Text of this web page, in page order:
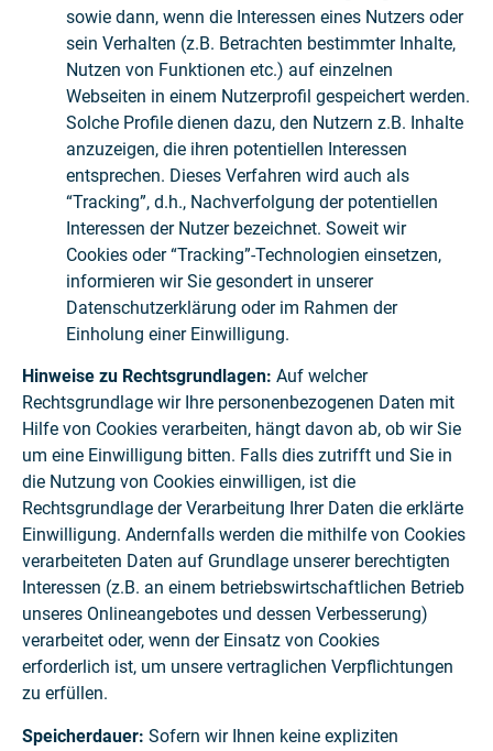
sowie dann, wenn die Interessen eines Nutzers oder
sein Verhalten (z.B. Betrachten bestimmter Inhalte,
Nutzen von Funktionen etc.) auf einzelnen
Webseiten in einem Nutzerprofil gespeichert werden.
Solche Profile dienen dazu, den Nutzern z.B. Inhalte
anzuzeigen, die ihren potentiellen Interessen
entsprechen. Dieses Verfahren wird auch als
“Tracking”, d.h., Nachverfolgung der potentiellen
Interessen der Nutzer bezeichnet. Soweit wir
Cookies oder “Tracking”-Technologien einsetzen,
informieren wir Sie gesondert in unserer
Datenschutzerklärung oder im Rahmen der
Einholung einer Einwilligung.
Hinweise zu Rechtsgrundlagen: Auf welcher
Rechtsgrundlage wir Ihre personenbezogenen Daten mit
Hilfe von Cookies verarbeiten, hängt davon ab, ob wir Sie
um eine Einwilligung bitten. Falls dies zutrifft und Sie in
die Nutzung von Cookies einwilligen, ist die
Rechtsgrundlage der Verarbeitung Ihrer Daten die erklärte
Einwilligung. Andernfalls werden die mithilfe von Cookies
verarbeiteten Daten auf Grundlage unserer berechtigten
Interessen (z.B. an einem betriebswirtschaftlichen Betrieb
unseres Onlineangebotes und dessen Verbesserung)
verarbeitet oder, wenn der Einsatz von Cookies
erforderlich ist, um unsere vertraglichen Verpflichtungen
zu erfüllen.
Speicherdauer: Sofern wir Ihnen keine expliziten